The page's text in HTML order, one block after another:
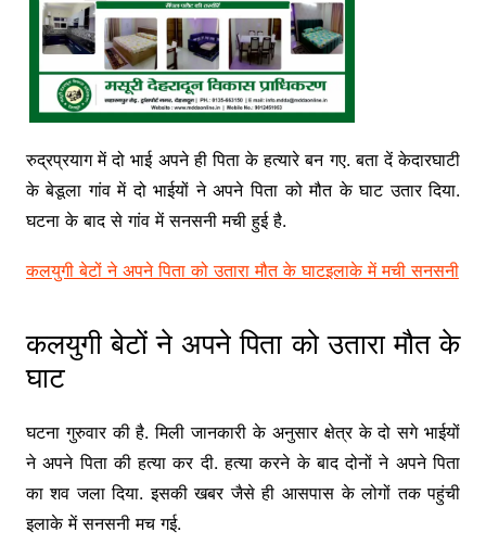
रुद्रप्रयाग में दो भाई अपने ही पिता के हत्यारे बन गए. बता दें केदारघाटी
के बेडूला गांव में दो भाईयों ने अपने पिता को मौत के घाट उतार दिया.
घटना के बाद से गांव में सनसनी मची हुई है.
कलयुगी बेटों ने अपने पिता को उतारा मौत के घाटइलाके में मची सनसनी
कलयुगी बेटों ने अपने पिता को उतारा मौत के
घाट
घटना गुरुवार की है. मिली जानकारी के अनुसार क्षेत्र के दो सगे भाईयों
ने अपने पिता की हत्या कर दी. हत्या करने के बाद दोनों ने अपने पिता
का शव जला दिया. इसकी खबर जैसे ही आसपास के लोगों तक पहुंची
इलाके में सनसनी मच गई.